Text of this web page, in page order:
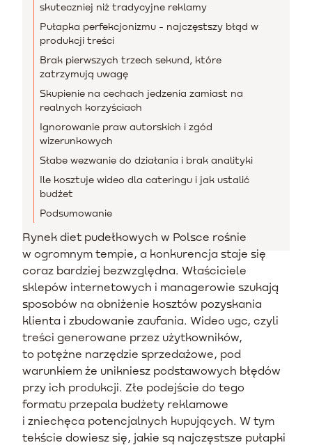
skuteczniej niż tradycyjne reklamy
Pułapka perfekcjonizmu - najczęstszy błąd w
produkcji treści
Brak pierwszych trzech sekund, które
zatrzymują uwagę
Skupienie na cechach jedzenia zamiast na
realnych korzyściach
Ignorowanie praw autorskich i zgód
wizerunkowych
Słabe wezwanie do działania i brak analityki
Ile kosztuje wideo dla cateringu i jak ustalić
budżet
Podsumowanie
Rynek diet pudełkowych w Polsce rośnie
w ogromnym tempie, a konkurencja staje się
coraz bardziej bezwzględna. Właściciele
sklepów internetowych i managerowie szukają
sposobów na obniżenie kosztów pozyskania
klienta i zbudowanie zaufania. Wideo ugc, czyli
treści generowane przez użytkowników,
to potężne narzędzie sprzedażowe, pod
warunkiem że unikniesz podstawowych błędów
przy ich produkcji. Złe podejście do tego
formatu przepala budżety reklamowe
i zniechęca potencjalnych kupujących. W tym
tekście dowiesz się, jakie są najczęstsze pułapki